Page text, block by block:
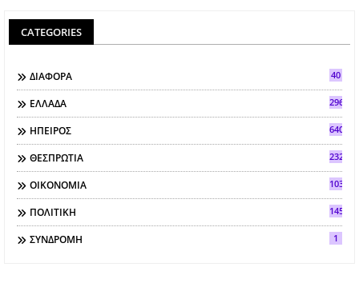
CATEGORIES
ΔΙΑΦΟΡΑ 40
ΕΛΛΑΔΑ 296
ΗΠΕΙΡΟΣ 640
ΘΕΣΠΡΩΤΙΑ 2321
ΟΙΚΟΝΟΜΙΑ 103
ΠΟΛΙΤΙΚΗ 145
ΣΥΝΔΡΟΜΗ 1